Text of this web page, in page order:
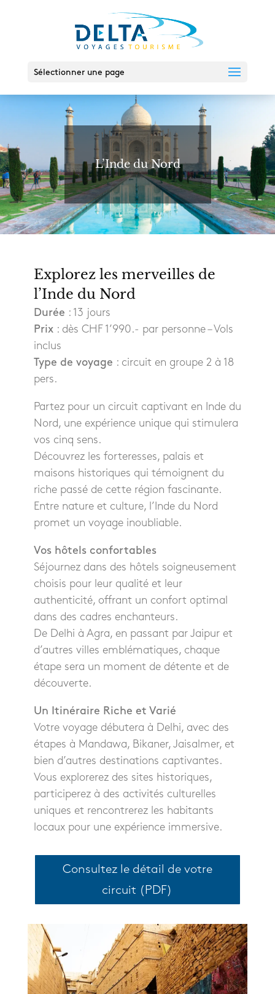
Sélectionner une page
L’Inde du Nord
Explorez les merveilles de
l’Inde du Nord
Durée : 13 jours
Prix: dès CHF 1’990.- par personne – Vols
inclus
Type de voyage : circuit en groupe 2 à 18
pers.
Partez pour un circuit captivant en Inde du
Nord, une expérience unique qui stimulera
vos cinq sens.
Découvrez les forteresses, palais et
maisons historiques qui témoignent du
riche passé de cette région fascinante.
Entre nature et culture, l’Inde du Nord
promet un voyage inoubliable.
Vos hôtels confortables
Séjournez dans des hôtels soigneusement
choisis pour leur qualité et leur
authenticité, offrant un confort optimal
dans des cadres enchanteurs.
De Delhi à Agra, en passant par Jaipur et
d’autres villes emblématiques, chaque
étape sera un moment de détente et de
découverte.
Un Itinéraire Riche et Varié
Votre voyage débutera à Delhi, avec des
étapes à Mandawa, Bikaner, Jaisalmer, et
bien d’autres destinations captivantes.
Vous explorerez des sites historiques,
participerez à des activités culturelles
uniques et rencontrerez les habitants
locaux pour une expérience immersive.
Consultez le détail de votre
circuit (PDF)